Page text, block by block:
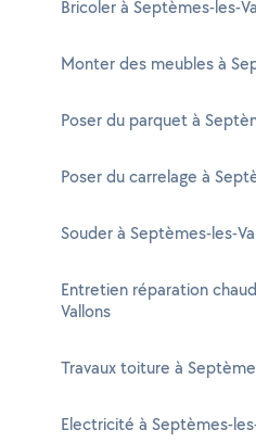
Bricoler à Septèmes-les-
Monter des meubles à
Poser du parquet à
Poser du carrelage à
Souder à Septèmes-les-
Entretien réparation
Vallons
Travaux toiture à
Electricité à Septèmes-